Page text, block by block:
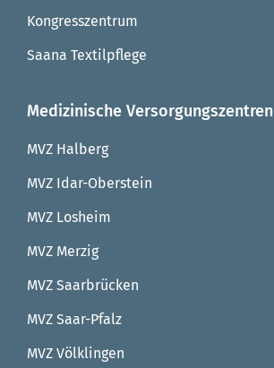
Kongresszentrum
Saana Textilpflege
Medizinische Versorgungszentren
MVZ Halberg
MVZ Idar-Oberstein
MVZ Losheim
MVZ Merzig
MVZ Saarbrücken
MVZ Saar-Pfalz
MVZ Völklingen